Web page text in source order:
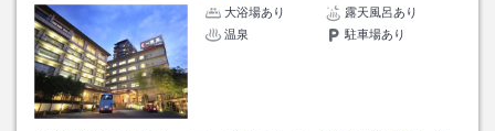
大浴場あり
露天風呂あり
温泉
駐車場あり